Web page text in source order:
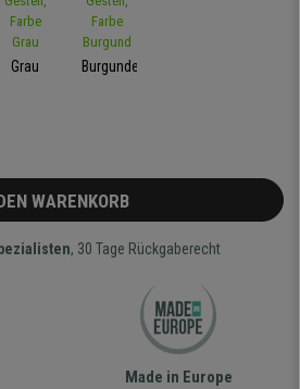
Grau Burgunder
WARENKORB
, 30 Tage Rückgaberecht
Made in Europe